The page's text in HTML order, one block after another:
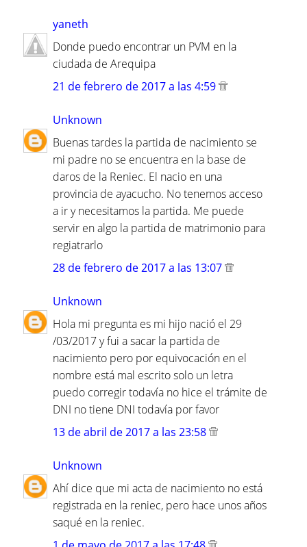
yaneth
Donde puedo encontrar un PVM en la
ciudada de Arequipa
21 de febrero de 2017 a las 4:59
Unknown
Buenas tardes la partida de nacimiento se
mi padre no se encuentra en la base de
daros de la Reniec. El nacio en una
provincia de ayacucho. No tenemos acceso
a ir y necesitamos la partida. Me puede
servir en algo la partida de matrimonio para
regiatrarlo
28 de febrero de 2017 a las 13:07
Unknown
Hola mi pregunta es mi hijo nació el 29
/03/2017 y fui a sacar la partida de
nacimiento pero por equivocación en el
nombre está mal escrito solo un letra
puedo corregir todavía no hice el trámite de
DNI no tiene DNI todavía por favor
13 de abril de 2017 a las 23:58
Unknown
Ahí dice que mi acta de nacimiento no está
registrada en la reniec, pero hace unos años
saqué en la reniec.